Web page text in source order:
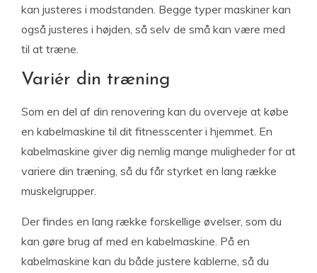
kan justeres i modstanden. Begge typer maskiner kan
også justeres i højden, så selv de små kan være med
til at træne.
Variér din træning
Som en del af din renovering kan du overveje at købe
en kabelmaskine til dit fitnesscenter i hjemmet. En
kabelmaskine giver dig nemlig mange muligheder for at
variere din træning, så du får styrket en lang række
muskelgrupper.
Der findes en lang række forskellige øvelser, som du
kan gøre brug af med en kabelmaskine. På en
kabelmaskine kan du både justere kablerne, så du